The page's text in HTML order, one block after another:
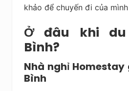
khảo để chuyến đi của
Ở đâu khi
Bình?
Nhà nghỉ Homestay
Bình